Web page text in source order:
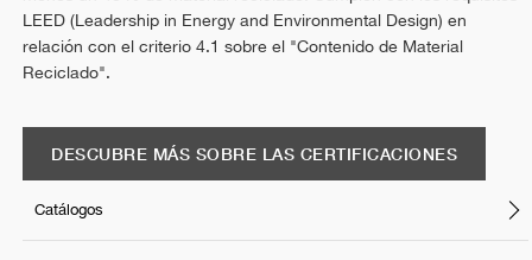
LEED (Leadership in Energy and Environmental Design) en
relación con el criterio 4.1 sobre el "Contenido de Material
Reciclado".
DESCUBRE MÁS SOBRE LAS CERTIFICACIONES
Catálogos